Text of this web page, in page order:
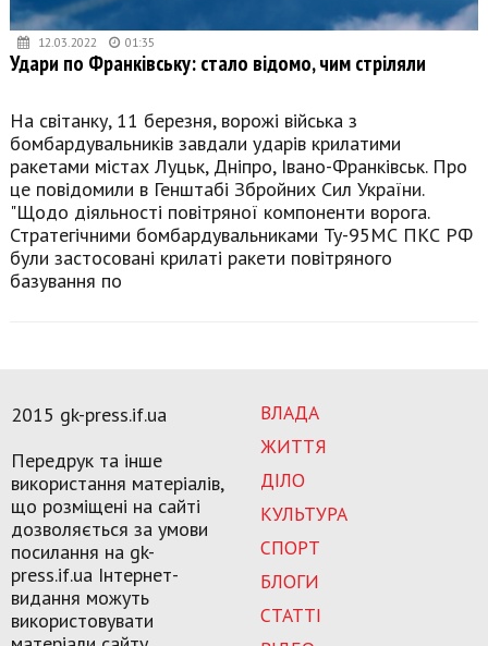
12.03.2022 01:35
Удари по Франківську: стало відомо, чим стріляли
На світанку, 11 березня, ворожі війська з
бомбардувальників завдали ударів крилатими
ракетами містах Луцьк, Дніпро, Івано-Франківськ. Про
це повідомили в Генштабі Збройних Сил України.
"Щодо діяльності повітряної компоненти ворога.
Стратегічними бомбардувальниками Ту-95МС ПКС РФ
були застосовані крилаті ракети повітряного
базування по
ВЛАДА
ЖИТТЯ
ДІЛО
КУЛЬТУРА
СПОРТ
БЛОГИ
СТАТТІ
2015 gk-press.if.ua
Передрук та інше
використання матеріалів,
що розміщені на сайті
дозволяється за умови
посилання на gk-
press.if.ua Інтернет-
видання можуть
використовувати